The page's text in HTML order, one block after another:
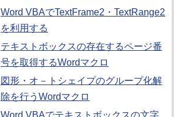
Word VBAでTextFrame2・TextRange2
を利用する
テキストボックスの存在するページ番
号を取得するWordマクロ
図形・オ－トシェイプのグループ化解
除を行うWordマクロ
Word VBAでテキストボックスの文字